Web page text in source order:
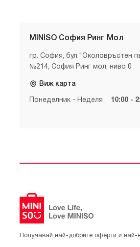
MINISO София Ринг Мол
гр. София, бул."Околовръстен
№214, София Ринг мол, ниво 0
Виж карта
Понеделник - Неделя 10:00 -
Получавай най-добрите оферти и най-